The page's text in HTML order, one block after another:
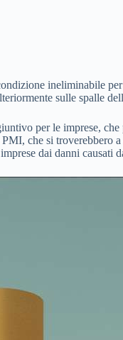
ineliminabile
sulle spalle
per le imprese,
che si troverebbero
dai danni causati